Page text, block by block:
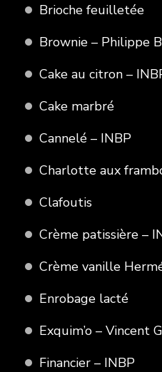
Brioche feuilletée
Brownie – Philippe
Cake au citron –
Cake marbré
Cannelé – INBP
Charlotte aux
Clafoutis
Crème patissière –
Crème vanille
Enrobage lacté
Exquim’o – Vincent
Financier – INBP